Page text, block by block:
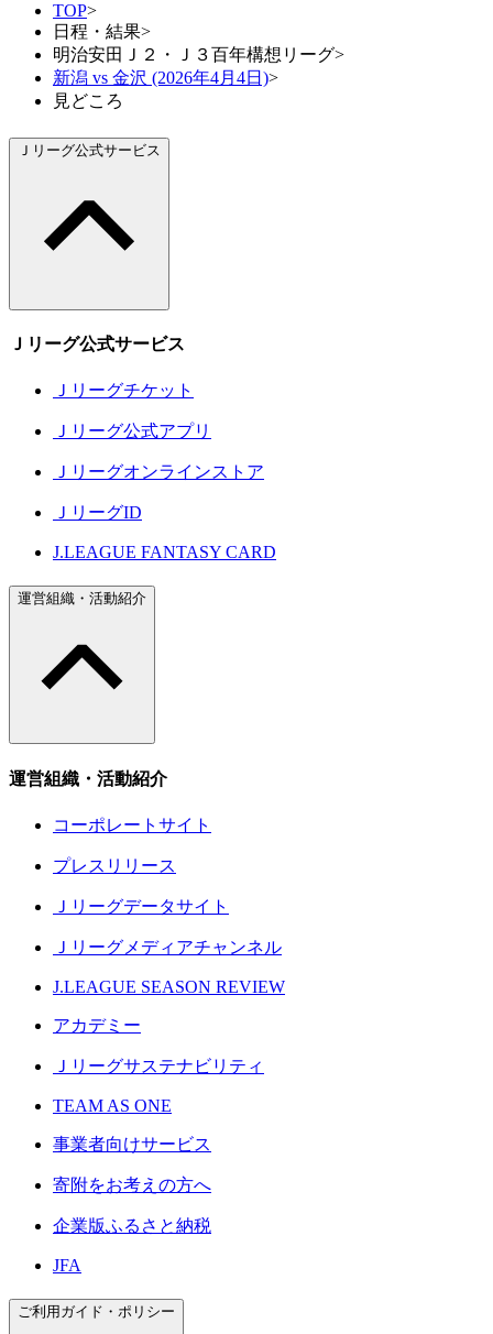
TOP>
日程・結果>
明治安田Ｊ２・Ｊ３百年構想リーグ>
新潟 vs 金沢 (2026年4月4日)>
見どころ
Ｊリーグ公式サービス
Ｊリーグ公式サービス
Ｊリーグチケット
Ｊリーグ公式アプリ
Ｊリーグオンラインストア
ＪリーグID
J.LEAGUE FANTASY CARD
運営組織・活動紹介
運営組織・活動紹介
コーポレートサイト
プレスリリース
Ｊリーグデータサイト
Ｊリーグメディアチャンネル
J.LEAGUE SEASON REVIEW
アカデミー
Ｊリーグサステナビリティ
TEAM AS ONE
事業者向けサービス
寄附をお考えの方へ
企業版ふるさと納税
JFA
ご利用ガイド・ポリシー